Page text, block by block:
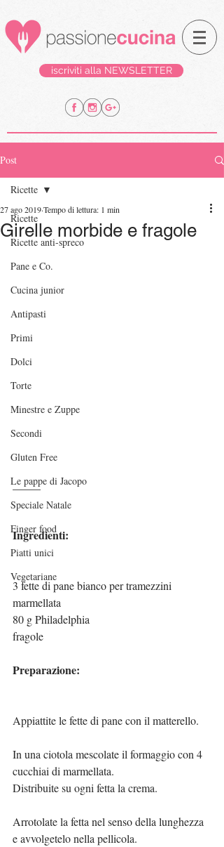
iscriviti alla NEWSLETTER
Post
Ricette
Ricette anti-spreco
Pane e Co.
Cucina junior
Antipasti
Primi
Dolci
Torte
Minestre e Zuppe
Secondi
Gluten Free
Le pappe di Jacopo
Speciale Natale
Finger food
Piatti unici
Vegetariane
Ricette
Girelle morbide e fragole
27 ago 2019Tempo di lettura: 1 min
_____
Ingredienti:
3 fette di pane bianco per tramezzini
marmellata
80 g Philadelphia
fragole
Preparazione:
Appiattite le fette di pane con il matterello.
In una ciotola mescolate il formaggio con 4
cucchiai di marmellata.
Distribuite su ogni fetta la crema.
Arrotolate la fetta nel senso della lunghezza
e avvolgetelo nella pellicola.